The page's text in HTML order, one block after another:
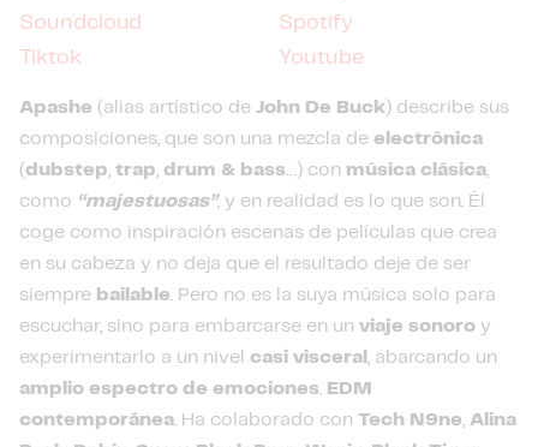
Soundcloud
Spotify
Tiktok
Youtube
Apashe (alias artístico de John De Buck) describe sus
composiciones, que son una mezcla de electrónica
(dubstep, trap, drum & bass…) con música clásica,
como “majestuosas”, y en realidad es lo que son. Él
coge como inspiración escenas de películas que crea
en su cabeza y no deja que el resultado deje de ser
siempre bailable. Pero no es la suya música solo para
escuchar, sino para embarcarse en un viaje sonoro y
experimentarlo a un nivel casi visceral , abarcando un
amplio espectro de emociones. EDM
contemporánea. Ha colaborado con Tech N9ne, Alina